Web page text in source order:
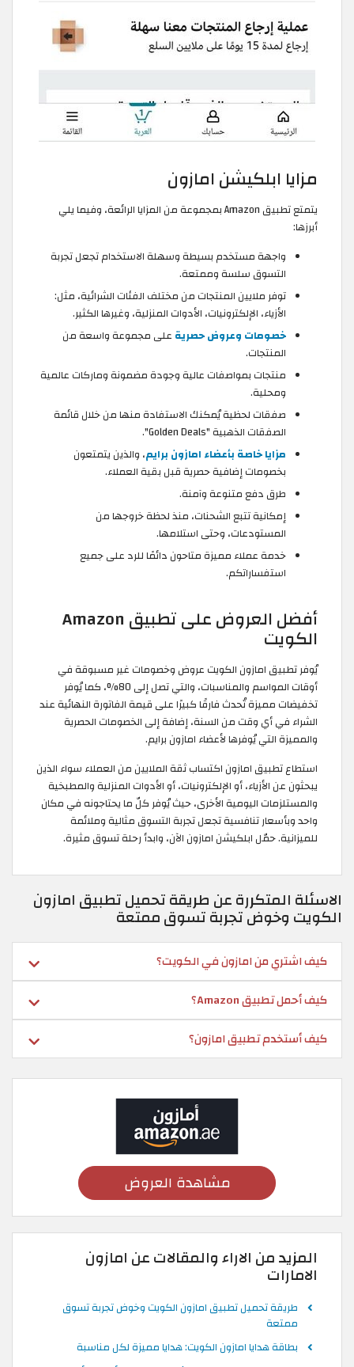
مزايا ابلكيشن امازون
يتمتع تطبيق Amazon بمجموعة من المزايا الرائعة، وفيما يلي
أبرزها:
واجهة مستخدم بسيطة وسهلة الاستخدام تجعل تجربة
التسوق سلسة وممتعة.
توفر ملايين المنتجات من مختلف الفئات الشرائية، مثل:
الأزياء، الإلكترونيات، الأدوات المنزلية، وغيرها الكثير.
خصومات وعروض حصرية على مجموعة واسعة من
المنتجات.
منتجات بمواصفات عالية وجودة مضمونة وماركات عالمية
ومحلية.
صفقات لحظية يُمكنك الاستفادة منها من خلال قائمة
الصفقات الذهبية "Golden Deals".
مزايا خاصة بأعضاء امازون برايم، والذين يتمتعون
بخصومات إضافية حصرية قبل بقية العملاء.
طرق دفع متنوعة وآمنة.
إمكانية تتبع الشحنات، منذ لحظة خروجها من
المستودعات، وحتى استلامها.
خدمة عملاء مميزة متاحون دائمًا للرد على جميع
استفساراتكم.
أفضل العروض على تطبيق Amazon
الكويت
يُوفر تطبيق امازون الكويت عروض وخصومات غير مسبوقة في
أوقات المواسم والمناسبات، والتي تصل إلى 80%، كما يُوفر
تخفيضات مميزة تُحدث فارقًا كبيرًا على قيمة الفاتورة النهائية عند
الشراء في أي وقت من السنة، إضافة إلى الخصومات الحصرية
والمميزة التي يُوفرها لأعضاء امازون برايم.
استطاع تطبيق امازون اكتساب ثقة الملايين من العملاء سواء الذين
يبحثون عن الأزياء، أو الإلكترونيات، أو الأدوات المنزلية والمطبخية
والمستلزمات اليومية الأخرى، حيث يُوفر كلّ ما يحتاجونه في مكان
واحد وبأسعار تنافسية تجعل تجربة التسوق مثالية وملائمة
للميزانية. حمّل ابلكيشن امازون الآن، وابدأ رحلة تسوق مثيرة.
الاسئلة المتكررة عن طريقة تحميل تطبيق امازون
الكويت وخوض تجربة تسوق ممتعة
كيف اشتري من امازون في الكويت؟
كيف أحمل تطبيق Amazon؟
كيف أستخدم تطبيق امازون؟
مشاهدة العروض
المزيد من الاراء والمقالات عن امازون
الامارات
طريقة تحميل تطبيق امازون الكويت وخوض تجربة تسوق
ممتعة
بطاقة هدايا امازون الكويت: هدايا مميزة لكل مناسبة